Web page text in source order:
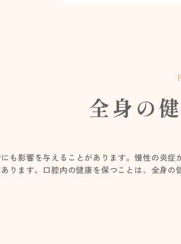
全身の
も影響を与えることがあります。慢性の炎
ります。口腔内の健康を保つことは、全身の